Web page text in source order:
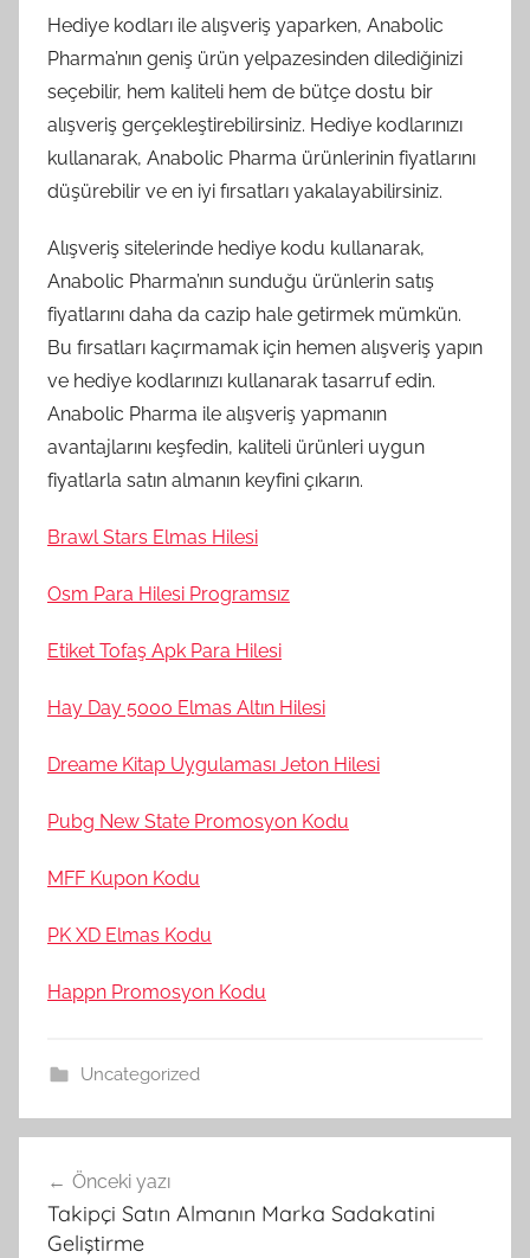
Hediye kodları ile alışveriş yaparken, Anabolic
Pharma’nın geniş ürün yelpazesinden dilediğinizi
seçebilir, hem kaliteli hem de bütçe dostu bir
alışveriş gerçekleştirebilirsiniz. Hediye kodlarınızı
kullanarak, Anabolic Pharma ürünlerinin fiyatlarını
düşürebilir ve en iyi fırsatları yakalayabilirsiniz.
Alışveriş sitelerinde hediye kodu kullanarak,
Anabolic Pharma’nın sunduğu ürünlerin satış
fiyatlarını daha da cazip hale getirmek mümkün.
Bu fırsatları kaçırmamak için hemen alışveriş yapın
ve hediye kodlarınızı kullanarak tasarruf edin.
Anabolic Pharma ile alışveriş yapmanın
avantajlarını keşfedin, kaliteli ürünleri uygun
fiyatlarla satın almanın keyfini çıkarın.
Brawl Stars Elmas Hilesi
Osm Para Hilesi Programsız
Etiket Tofaş Apk Para Hilesi
Hay Day 5000 Elmas Altın Hilesi
Dreame Kitap Uygulaması Jeton Hilesi
Pubg New State Promosyon Kodu
MFF Kupon Kodu
PK XD Elmas Kodu
Happn Promosyon Kodu
Uncategorized
gezinmesi
Önceki yazı
Takipçi Satın Almanın Marka Sadakatini
Geliştirme